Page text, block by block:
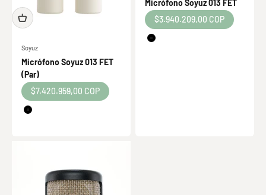
Soyuz
Micrófono Soyuz 013 FET
(Par)
Precio de oferta
$7.420.959,00 COP
Color
Black
Micrófono Soyuz 013 FET
Precio de oferta
$3.940.209,00 COP
Color
Black